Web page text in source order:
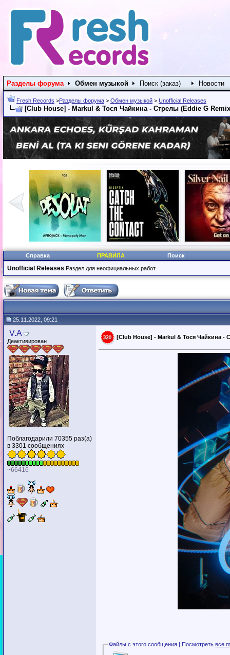
Разделы форума Обмен музыкой Поиск (заказ) Новости
Fresh Records >Разделы форума > Обмен музыкой > Unofficial Releases
[Club House] - Markul & Тося Чайкина - Стрелы (Eddie G
Справка ПРАВИЛА Поиск
Unofficial Releases Раздел для неофициальных работ
25.11.2022, 09:21
V.A
Деактивирован
Поблагодарили 70355 раз(а)
в 3301 сообщениях
~66416
[Club House] - Markul & Тося Чайкина -
Файлы с этого сообщения | Посмотретьвсе